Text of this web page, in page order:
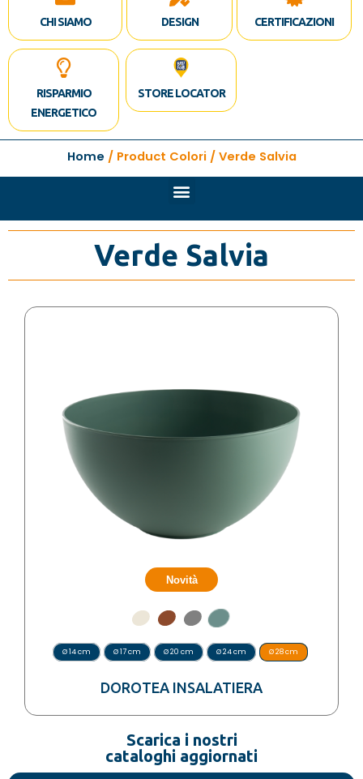
CHI SIAMO DESIGN CERTIFICAZIONI
RISPARMIO
ENERGETICO
STORE LOCATOR
Home / Product Colori / Verde Salvia
Verde Salvia
Novità
Ø 14 cm Ø 17 cm Ø 20 cm Ø 24 cm Ø 28 cm
DOROTEA INSALATIERA
Scarica i nostri
cataloghi aggiornati